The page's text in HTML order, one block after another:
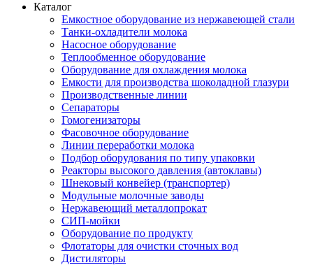
Каталог
Емкостное оборудование из нержавеющей стали
Танки-охладители молока
Насосное оборудование
Теплообменное оборудование
Оборудование для охлаждения молока
Емкости для производства шоколадной глазури
Производственные линии
Сепараторы
Гомогенизаторы
Фасовочное оборудование
Линии переработки молока
Подбор оборудования по типу упаковки
Реакторы высокого давления (автоклавы)
Шнековый конвейер (транспортер)
Модульные молочные заводы
Нержавеющий металлопрокат
СИП-мойки
Оборудование по продукту
Флотаторы для очистки сточных вод
Дистиляторы